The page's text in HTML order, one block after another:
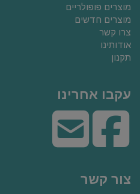
מוצרים פופולריים
מוצרים חדשים
צרו קשר
אודותינו
תקנון
עקבו אחרינו
צור קשר